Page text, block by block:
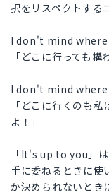
択をリスペクトする
I don't mind
「どこに行っても構
I don't mind
「どこに行くのも
よ！」
「It's up to you」
手に委ねるときに使
か決められないと